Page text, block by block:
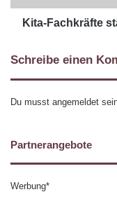
Kita-Fachkräfte
Schreibe einen
Du musst angemeldet
Partnerangebote
Werbung*